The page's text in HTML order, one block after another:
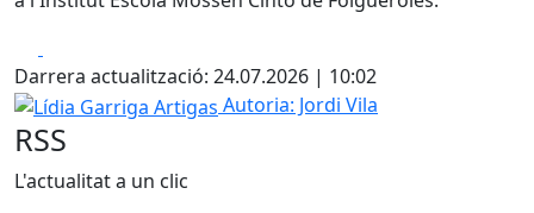
Darrera actualització: 24.07.2026 | 10:02
Lídia Garriga Artigas
Autoria: Jordi Vila
RSS
L'actualitat a un clic